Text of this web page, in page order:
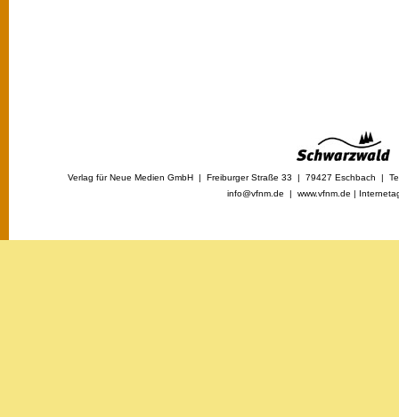
Verlag für Neue Medien GmbH | Freiburger Straße 33 | 79427 Eschbach |
info@vfnm.de | www.vfnm.de |